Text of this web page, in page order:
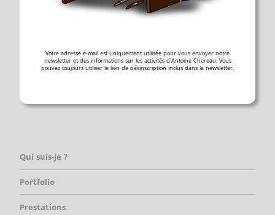
Votre adresse e-mail est uniquement utilisée pour vous envoyer notre
newsletter et des informations sur les activités d'Antoine Chereau. Vous
pouvez toujours utiliser le lien de désinscription inclus dans la newsletter.
Qui suis-je ?
Portfolio
Prestations